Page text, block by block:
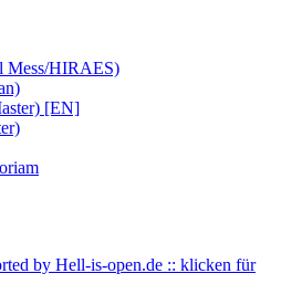
Mess/HIRAES)
[EN]